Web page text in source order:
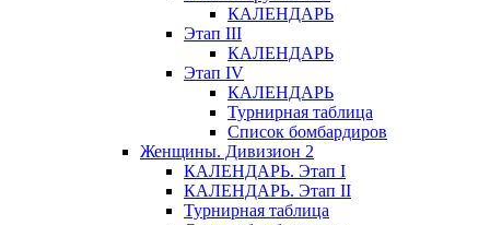
КАЛЕНДАРЬ
Этап III
КАЛЕНДАРЬ
Этап IV
КАЛЕНДАРЬ
Турнирная таблица
Список бомбардиров
Женщины. Дивизион 2
КАЛЕНДАРЬ. Этап I
КАЛЕНДАРЬ. Этап II
Турнирная таблица